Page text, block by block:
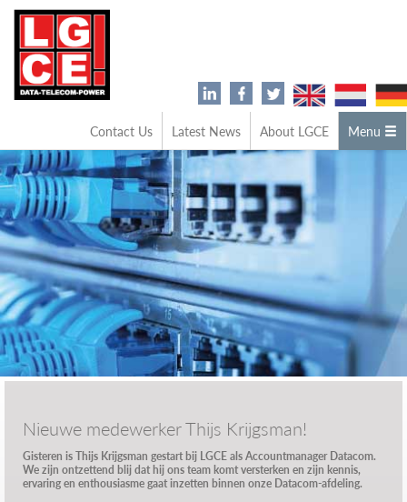
Contact Us Latest News About LGCE Menu
Nieuwe medewerker Thijs Krijgsman!
Gisteren is Thijs Krijgsman gestart bij LGCE als Accountmanager Datacom.
We zijn ontzettend blij dat hij ons team komt versterken en zijn kennis,
ervaring en enthousiasme gaat inzetten binnen onze Datacom-afdeling.